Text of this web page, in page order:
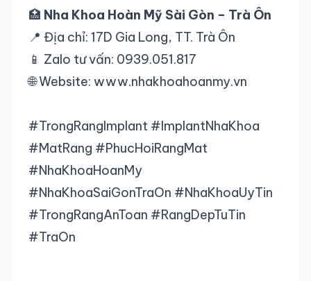
🏥 Nha Khoa Hoàn Mỹ Sài Gòn – Trà Ôn
📍 Địa chỉ: 17D Gia Long, TT. Trà Ôn
📱 Zalo tư vấn: 0939.051.817
🌐 Website: www.nhakhoahoanmy.vn
#TrongRangImplant #ImplantNhaKhoa
#MatRang #PhucHoiRangMat
#NhaKhoaHoanMy
#NhaKhoaSaiGonTraOn #NhaKhoaUyTin
#TrongRangAnToan #RangDepTuTin
#TraOn